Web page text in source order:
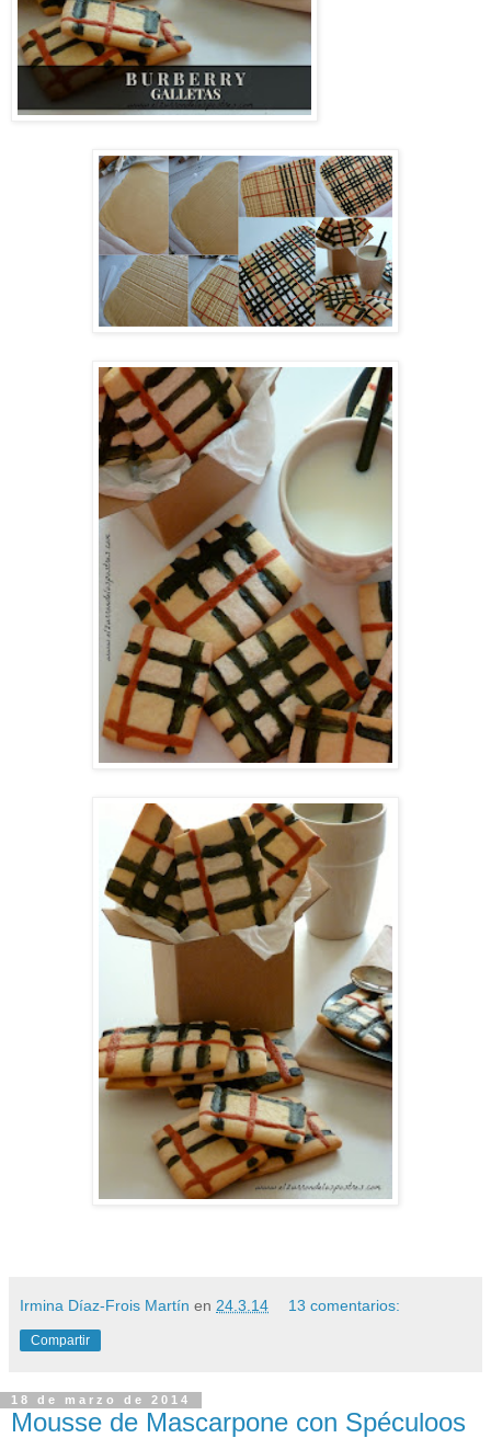
Irmina Díaz-Frois Martín en 24.3.14 13 comentarios:
Compartir
18 de marzo de 2014
Mousse de Mascarpone con Spéculoos